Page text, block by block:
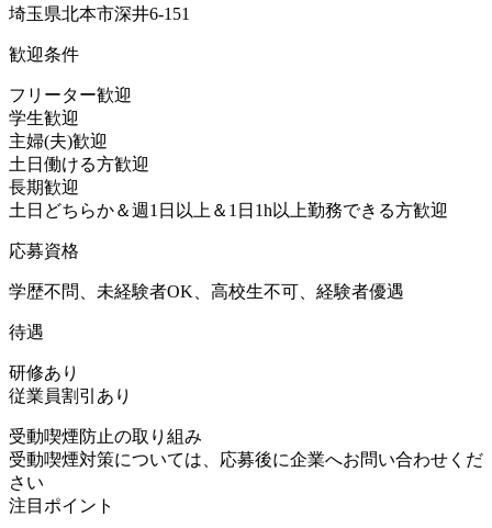
埼玉県北本市深井6-151
歓迎条件
フリーター歓迎
学生歓迎
主婦(夫)歓迎
土日働ける方歓迎
長期歓迎
土日どちらか＆週1日以上＆1日1h以上勤務できる方歓迎
応募資格
学歴不問、未経験者OK、高校生不可、経験者優遇
待遇
研修あり
従業員割引あり
受動喫煙防止の取り組み
受動喫煙対策については、応募後に企業へお問い合わせくだ
さい
注目ポイント